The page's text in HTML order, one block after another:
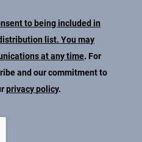
to being included in
list. You may
at any time. For
and our commitment to
privacy policy.